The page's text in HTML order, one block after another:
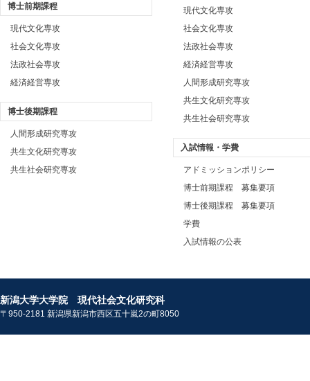
博士前期課程
現代文化専攻
社会文化専攻
法政社会専攻
経済経営専攻
博士後期課程
人間形成研究専攻
共生文化研究専攻
共生社会研究専攻
現代文化専攻
社会文化専攻
法政社会専攻
経済経営専攻
人間形成研究専攻
共生文化研究専攻
共生社会研究専攻
入試情報・学費
アドミッションポリシー
博士前期課程 募集要項
博士後期課程 募集要項
学費
入試情報の公表
新潟大学大学院 現代社会文化研究科
〒950-2181 新潟県新潟市西区五十嵐2の町8050